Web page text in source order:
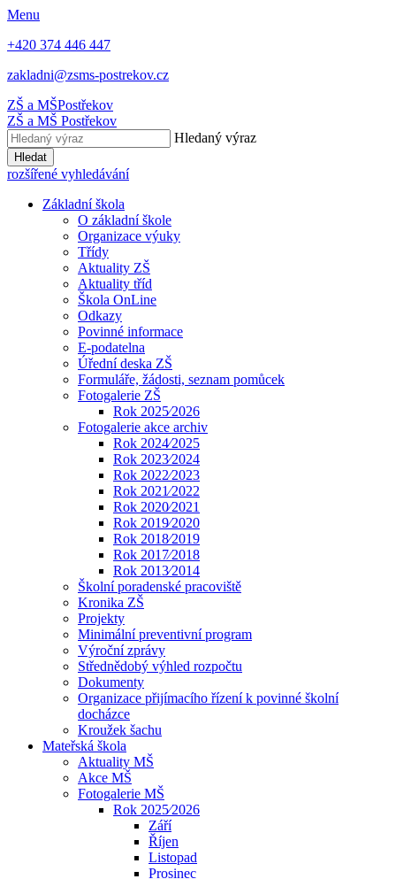
Menu
+420 374 446 447
zakladni@zsms-postrekov.cz
ZŠ a MŠPostřekov
ZŠ a MŠ Postřekov
Hledaný výraz
Hledat
rozšířené vyhledávání
Základní škola
O základní škole
Organizace výuky
Třídy
Aktuality ZŠ
Aktuality tříd
Škola OnLine
Odkazy
Povinné informace
E-podatelna
Úřední deska ZŠ
Formuláře, žádosti, seznam pomůcek
Fotogalerie ZŠ
Rok 2025⁄2026
Fotogalerie akce archiv
Rok 2024⁄2025
Rok 2023⁄2024
Rok 2022⁄2023
Rok 2021⁄2022
Rok 2020⁄2021
Rok 2019⁄2020
Rok 2018⁄2019
Rok 2017⁄2018
Rok 2013⁄2014
Školní poradenské pracoviště
Kronika ZŠ
Projekty
Minimální preventivní program
Výroční zprávy
Střednědobý výhled rozpočtu
Dokumenty
Organizace přijímacího řízení k povinné školní
docházce
Kroužek šachu
Mateřská škola
Aktuality MŠ
Akce MŠ
Fotogalerie MŠ
Rok 2025⁄2026
Září
Říjen
Listopad
Prosinec